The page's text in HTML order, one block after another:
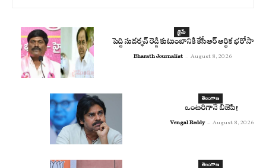
క్రైమ్
పెద్ది సుదర్శన్ రెడ్డి కుటుంబానికి కేసీఆర్ ఆర్థిక భరోసా
Bharath Journalist - August 8, 2026
తెలంగాణ
ఒంటరిగానే బిజెపి!
Vengal Reddy - August 8, 2026
తెలంగాణ